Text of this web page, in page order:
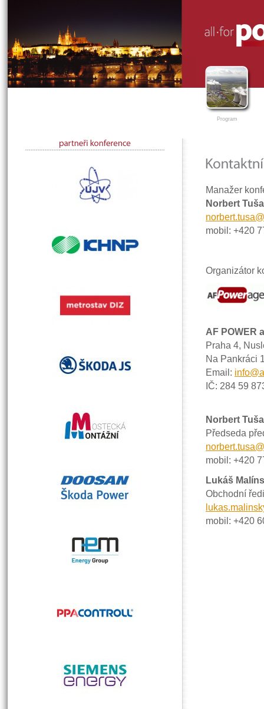
Program
Manažer
Norbert Tuša
mobil: +420
Organizátor
AF POWER
Praha 4,
Na Pankráci
Email:
IČ: 284 59
Norbert Tuša
Předseda
mobil: +420
Lukáš
Obchodní
mobil: +420